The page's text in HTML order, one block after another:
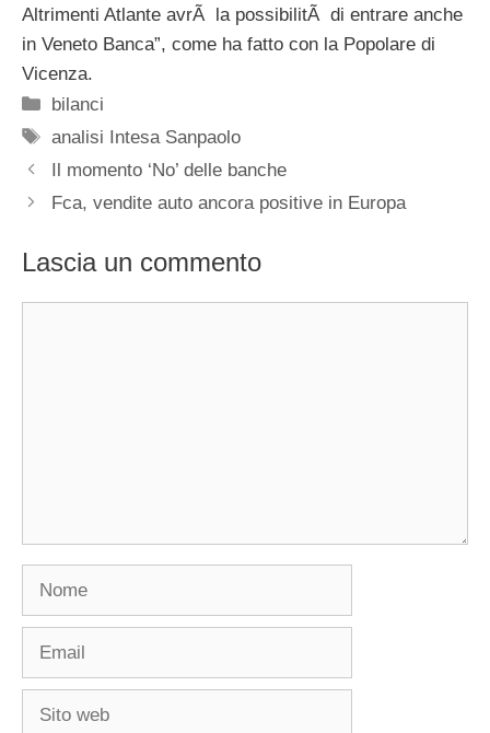
Altrimenti Atlante avrÃ la possibilitÃ di entrare anche
in Veneto Banca”, come ha fatto con la Popolare di
Vicenza.
Categorie
bilanci
Tag
analisi Intesa Sanpaolo
Il momento ‘No’ delle banche
Fca, vendite auto ancora positive in Europa
Lascia un commento
Nome
Email
Sito